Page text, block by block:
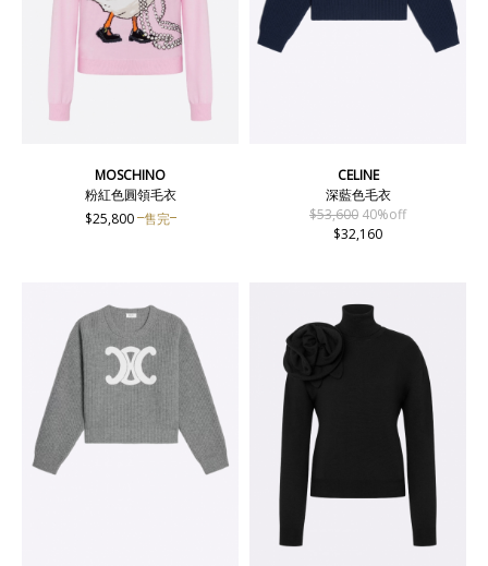
MOSCHINO
粉紅色圓領毛衣
$25,800 售完
CELINE
深藍色毛衣
$53,600 40%off
$32,160